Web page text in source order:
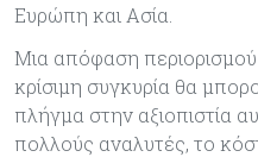
Ευρώπη και Ασία.
Μια απόφαση
κρίσιμη συγκυρία θα
πλήγμα στην αξιοπιστία
πολλούς αναλυτές, το